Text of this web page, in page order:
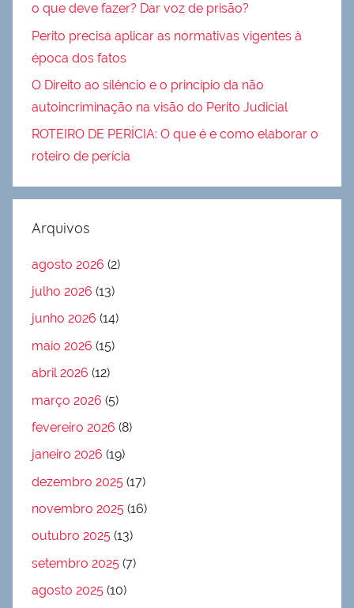
o que deve fazer? Dar voz de prisão?
Perito precisa aplicar as normativas vigentes à
época dos fatos
O Direito ao silêncio e o princípio da não
autoincriminação na visão do Perito Judicial
ROTEIRO DE PERÍCIA: O que é e como elaborar o
roteiro de perícia
Arquivos
agosto 2026 (2)
julho 2026 (13)
junho 2026 (14)
maio 2026 (15)
abril 2026 (12)
março 2026 (5)
fevereiro 2026 (8)
janeiro 2026 (19)
dezembro 2025 (17)
novembro 2025 (16)
outubro 2025 (13)
setembro 2025 (7)
agosto 2025 (10)